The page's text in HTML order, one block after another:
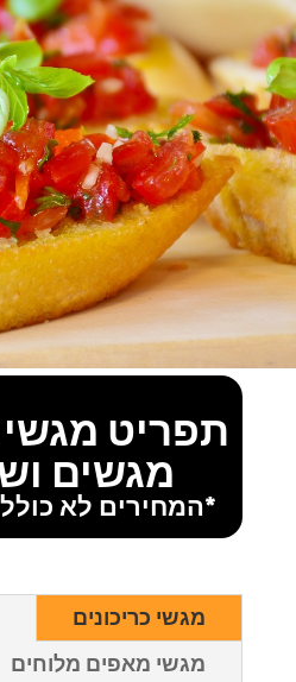
תפריט
מגשים
*המחירים לא
מגשי כריכונים
מגשי מאפים מלוחים